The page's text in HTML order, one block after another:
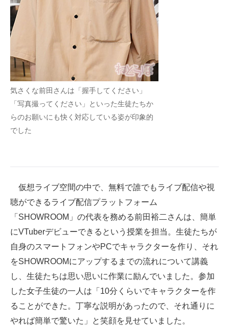
気さくな前田さんは「握手してください」
「写真撮ってください」といった生徒たちか
らのお願いにも快く対応している姿が印象的
でした
仮想ライブ空間の中で、無料で誰でもライブ配信や視
聴ができるライブ配信プラットフォーム
「SHOWROOM」の代表を務める前田裕二さんは、簡単
にVTuberデビューできるという授業を担当。生徒たちが
自身のスマートフォンやPCでキャラクターを作り、それ
をSHOWROOMにアップするまでの流れについて講義
し、生徒たちは思い思いに作業に励んでいました。参加
した女子生徒の一人は「10分くらいでキャラクターを作
ることができた。丁寧な説明があったので、それ通りに
やれば簡単で驚いた」と笑顔を見せていました。